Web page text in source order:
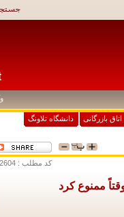
وکیوم 6 عددی
بازرگانی دانشگاه تلاونگ
کد مطلب : 12604
ممنوع کرد